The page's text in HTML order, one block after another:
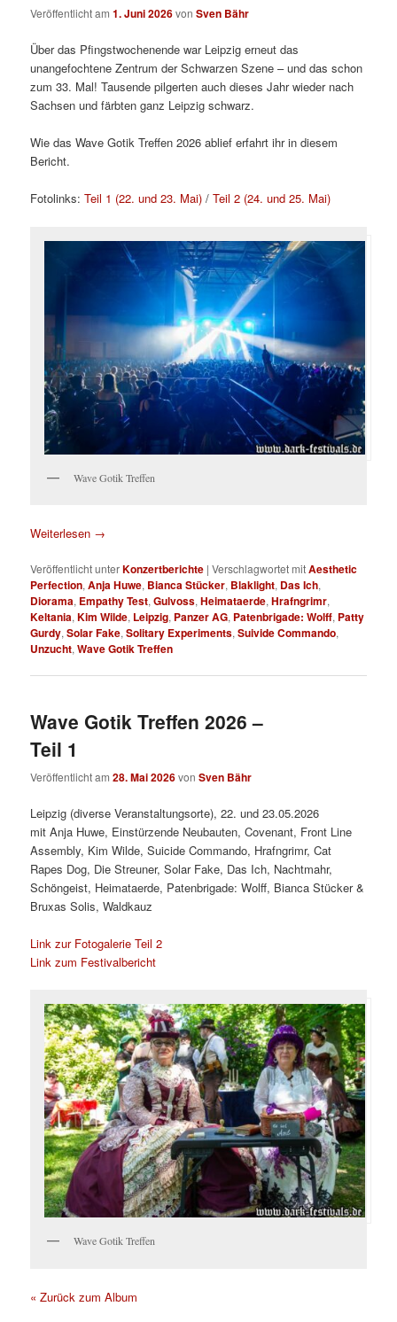
Veröffentlicht am1. Juni 2026vonSven Bähr
Über das Pfingstwochenende war Leipzig erneut das
unangefochtene Zentrum der Schwarzen Szene – und das schon
zum 33. Mal! Tausende pilgerten auch dieses Jahr wieder nach
Sachsen und färbten ganz Leipzig schwarz.
Wie das Wave Gotik Treffen 2026 ablief erfahrt ihr in diesem
Bericht.
Fotolinks:Teil 1 (22. und 23. Mai) /Teil 2 (24. und 25. Mai)
Wave Gotik Treffen
Weiterlesen →
Veröffentlicht unterKonzertberichte |Verschlagwortet mitAesthetic
Perfection,Anja Huwe, Bianca Stücker, Blaklight, Das Ich,
Diorama, Empathy Test,Gulvoss,Heimataerde,Hrafngrimr,
Keltania,Kim Wilde, Leipzig, Panzer AG, Patenbrigade: Wolff, Patty
Gurdy,Solar Fake,Solitary Experiments,Suivide Commando,
Unzucht,Wave Gotik Treffen
Wave Gotik Treffen 2026 –
Teil 1
Veröffentlicht am28. Mai 2026vonSven Bähr
Leipzig (diverse Veranstaltungsorte), 22. und 23.05.2026
mit Anja Huwe, Einstürzende Neubauten, Covenant, Front Line
Assembly, Kim Wilde, Suicide Commando, Hrafngrimr, Cat
Rapes Dog, Die Streuner, Solar Fake, Das Ich, Nachtmahr,
Schöngeist, Heimataerde, Patenbrigade: Wolff, Bianca Stücker &
Bruxas Solis, Waldkauz
Link zur Fotogalerie Teil 2
Link zum Festivalbericht
Wave Gotik Treffen
« Zurück zum Album